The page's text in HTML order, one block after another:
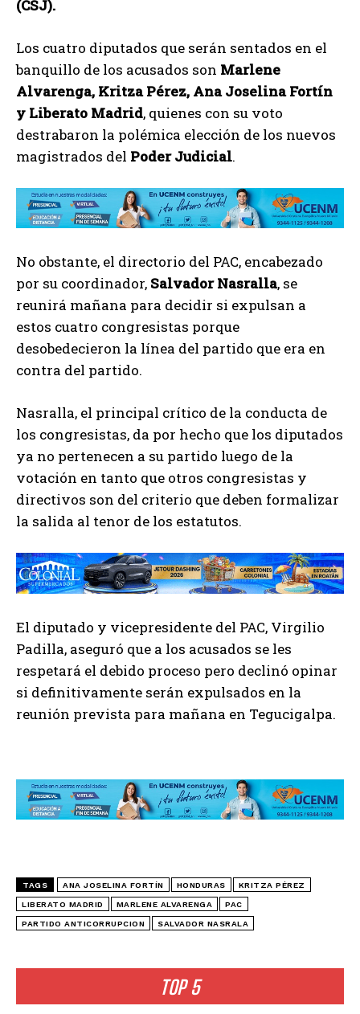
TOP 5
(CSJ).
Los cuatro diputados que serán sentados en el
banquillo de los acusados son Marlene
Alvarenga, Kritza Pérez, Ana Joselina Fortín
y Liberato Madrid, quienes con su voto
destrabaron la polémica elección de los nuevos
magistrados del Poder Judicial.
No obstante, el directorio del PAC, encabezado
por su coordinador, Salvador Nasralla, se
reunirá mañana para decidir si expulsan a
estos cuatro congresistas porque
desobedecieron la línea del partido que era en
contra del partido.
Nasralla, el principal crítico de la conducta de
los congresistas, da por hecho que los diputados
ya no pertenecen a su partido luego de la
votación en tanto que otros congresistas y
directivos son del criterio que deben formalizar
la salida al tenor de los estatutos.
El diputado y vicepresidente del PAC, Virgilio
Padilla, aseguró que a los acusados se les
respetará el debido proceso pero declinó opinar
si definitivamente serán expulsados en la
reunión prevista para mañana en Tegucigalpa.
TAGS ANA JOSELINA FORTÍN HONDURAS KRITZA PÉREZ
LIBERATO MADRID MARLENE ALVARENGA PAC
PARTIDO ANTICORRUPCION SALVADOR NASRALA